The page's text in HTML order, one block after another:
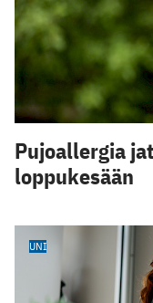
Pujoallergia
loppukesään
UNI